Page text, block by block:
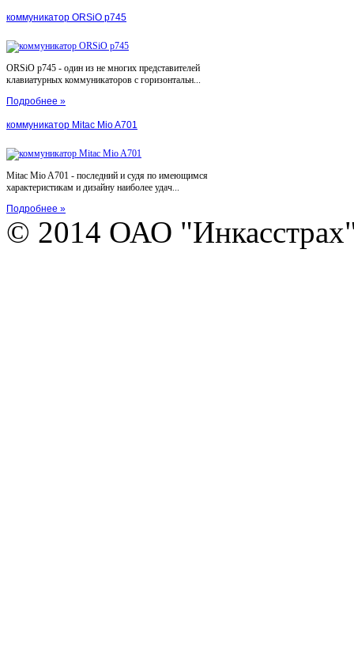
коммуникатор ORSiO p745
ORSiO p745 - один из не многих представителей
клавиатурных коммуникаторов с горизонтальн...
Подробнее »
коммуникатор Mitac Mio A701
Mitac Mio A701 - последний и судя по имеющимся
характеристикам и дизайну наиболее удач...
Подробнее »
© 2014 ОАО